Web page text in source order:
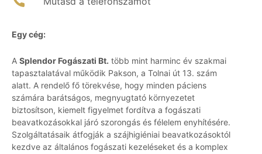
Egy cég:
A Splendor Fogászati Bt. több mint harminc év szakmai
tapasztalatával működik Pakson, a Tolnai út 13. szám
alatt. A rendelő fő törekvése, hogy minden páciens
számára barátságos, megnyugtató környezetet
biztosítson, kiemelt figyelmet fordítva a fogászati
beavatkozásokkal járó szorongás és félelem enyhítésére.
Szolgáltatásaik átfogják a szájhigiéniai beavatkozásoktól
kezdve az általános fogászati kezeléseket és a komplex